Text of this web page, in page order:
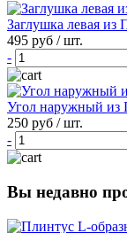
Заглушка левая
495 руб / шт.
-
Угол наружный из
250 руб / шт.
-
Вы недавно